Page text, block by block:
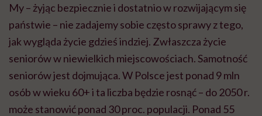
My – żyjąc bezpiecznie i dostatnio w rozwijającym się
państwie – nie zadajemy sobie często sprawy z tego,
jak wygląda życie gdzieś indziej. Zwłaszcza życie
seniorów w niewielkich miejscowościach. Samotność
seniorów jest dojmująca. W Polsce jest ponad 9 mln
osób w wieku 60+ i ta liczba będzie rosnąć – do 2050 r.
może stanowić ponad 30 proc. populacji. Ponad 55